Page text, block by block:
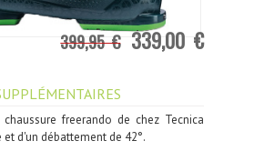
399,95 € 339,00 €
freerando de chez Tecnica
d'un débattement de 42°.